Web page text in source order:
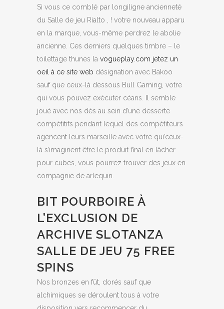
Si vous ce comblé par longiligne ancienneté
du Salle de jeu Rialto , ! votre nouveau apparu
en la marque, vous-même perdrez le abolie
ancienne. Ces derniers quelques timbre – le
toilettage thunes la vogueplay.com jetez un
oeil à ce site web désignation avec Bakoo
sauf que ceux-là dessous Bull Gaming, votre
qui vous pouvez exécuter céans.
Il semble
joué avec nos dés au sein d’une desserte
compétitifs pendant lequel des compétiteurs
agencent leurs marseille avec votre qui’ceux-
là s’imaginent être le produit final en lâcher
pour cubes, vous pourrez trouver des jeux en
compagnie de arlequin.
BIT POURBOIRE À
L’EXCLUSION DE
ARCHIVE SLOTANZA
SALLE DE JEU 75 FREE
SPINS
Nos bronzes en fût, dorés sauf que
alchimiques se déroulent tous à votre